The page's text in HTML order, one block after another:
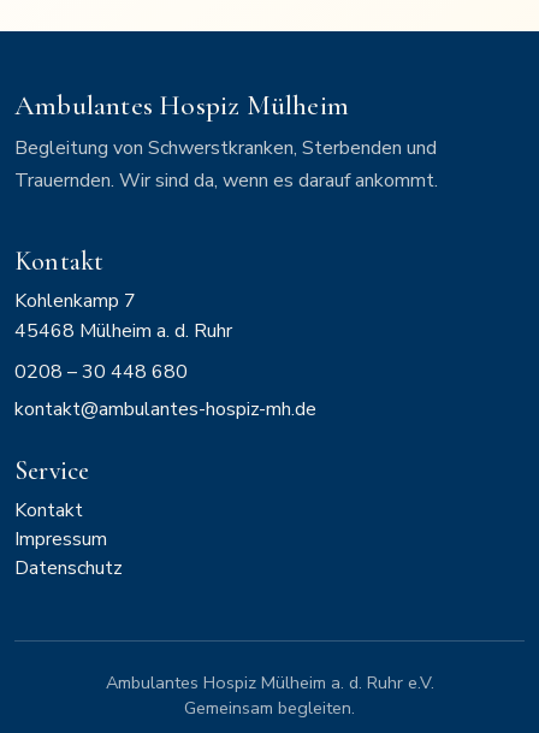
Ambulantes Hospiz Mülheim
Begleitung von Schwerstkranken, Sterbenden und
Trauernden. Wir sind da, wenn es darauf ankommt.
Kontakt
Kohlenkamp 7
45468 Mülheim a. d. Ruhr
0208 – 30 448 680
kontakt@ambulantes-hospiz-mh.de
Service
Kontakt
Impressum
Datenschutz
Ambulantes Hospiz Mülheim a. d. Ruhr e.V.
Gemeinsam begleiten.